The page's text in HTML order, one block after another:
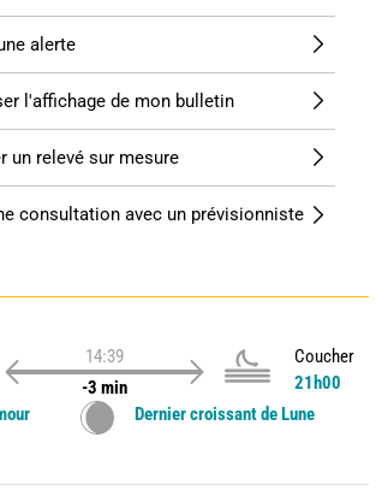
alerte
l'affichage de mon bulletin
un relevé sur mesure
consultation avec un prévisionniste
14:39
-3 min
Coucher
21h00
Dernier croissant de Lune